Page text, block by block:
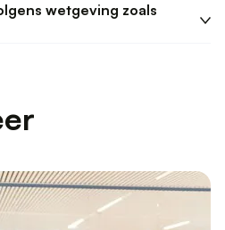
wetgeving zoals